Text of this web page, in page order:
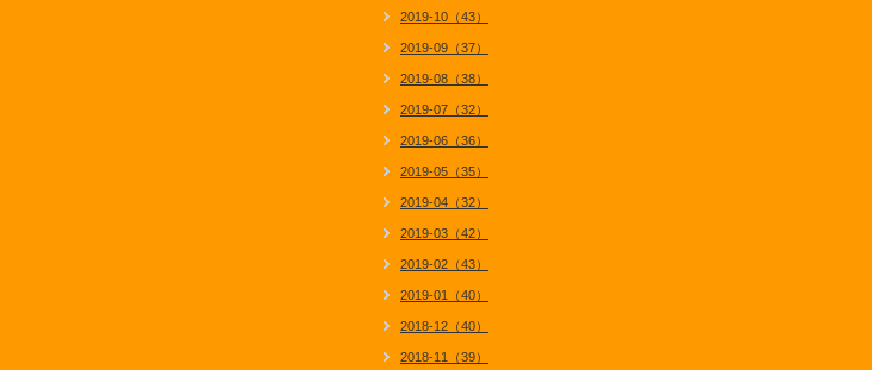
2019-10（43）
2019-09（37）
2019-08（38）
2019-07（32）
2019-06（36）
2019-05（35）
2019-04（32）
2019-03（42）
2019-02（43）
2019-01（40）
2018-12（40）
2018-11（39）